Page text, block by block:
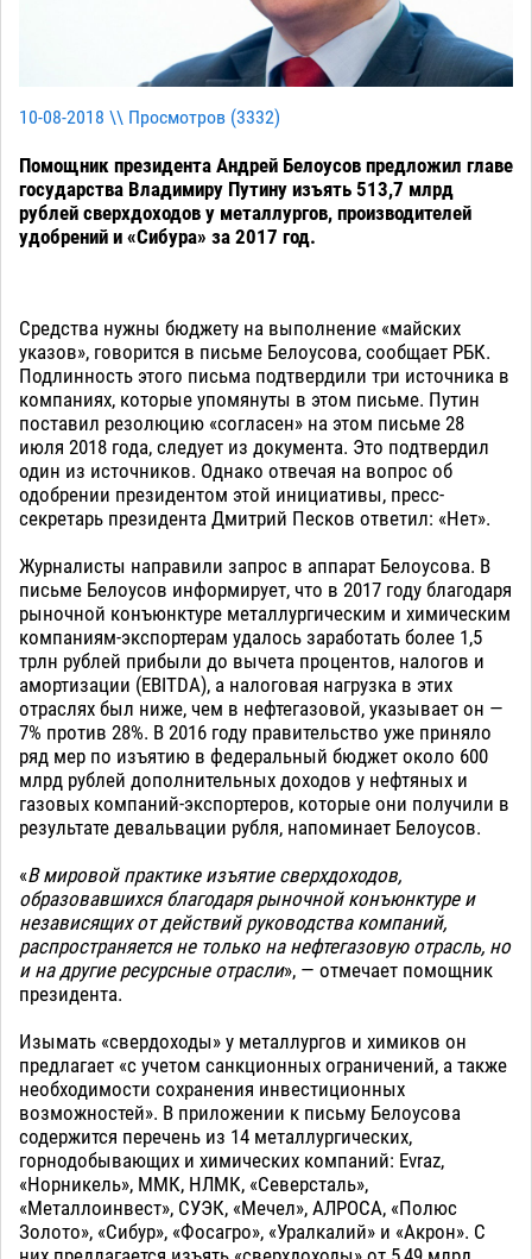
10-08-2018 \\ Просмотров (3332)
Помощник президента Андрей Белоусов предложил главе
государства Владимиру Путину изъять 513,7 млрд
рублей сверхдоходов у металлургов, производителей
удобрений и «Сибура» за 2017 год.
Средства нужны бюджету на выполнение «майских
указов», говорится в письме Белоусова, сообщает РБК.
Подлинность этого письма подтвердили три источника в
компаниях, которые упомянуты в этом письме. Путин
поставил резолюцию «согласен» на этом письме 28
июля 2018 года, следует из документа. Это подтвердил
один из источников. Однако отвечая на вопрос об
одобрении президентом этой инициативы, пресс-
секретарь президента Дмитрий Песков ответил: «Нет».
Журналисты направили запрос в аппарат Белоусова. В
письме Белоусов информирует, что в 2017 году благодаря
рыночной конъюнктуре металлургическим и химическим
компаниям-экспортерам удалось заработать более 1,5
трлн рублей прибыли до вычета процентов, налогов и
амортизации (EBITDA), а налоговая нагрузка в этих
отраслях был ниже, чем в нефтегазовой, указывает он —
7% против 28%. В 2016 году правительство уже приняло
ряд мер по изъятию в федеральный бюджет около 600
млрд рублей дополнительных доходов у нефтяных и
газовых компаний-экспортеров, которые они получили в
результате девальвации рубля, напоминает Белоусов.
«В мировой практике изъятие сверхдоходов,
образовавшихся благодаря рыночной конъюнктуре и
независящих от действий руководства компаний,
распространяется не только на нефтегазовую отрасль, но
и на другие ресурсные отрасли», — отмечает помощник
президента.
Изымать «свердоходы» у металлургов и химиков он
предлагает «с учетом санкционных ограничений, а также
необходимости сохранения инвестиционных
возможностей». В приложении к письму Белоусова
содержится перечень из 14 металлургических,
горнодобывающих и химических компаний: Evraz,
«Норникель», ММК, НЛМК, «Северсталь»,
«Металлоинвест», СУЭК, «Мечел», АЛРОСА, «Полюс
Золото», «Сибур», «Фосагро», «Уралкалий» и «Акрон». С